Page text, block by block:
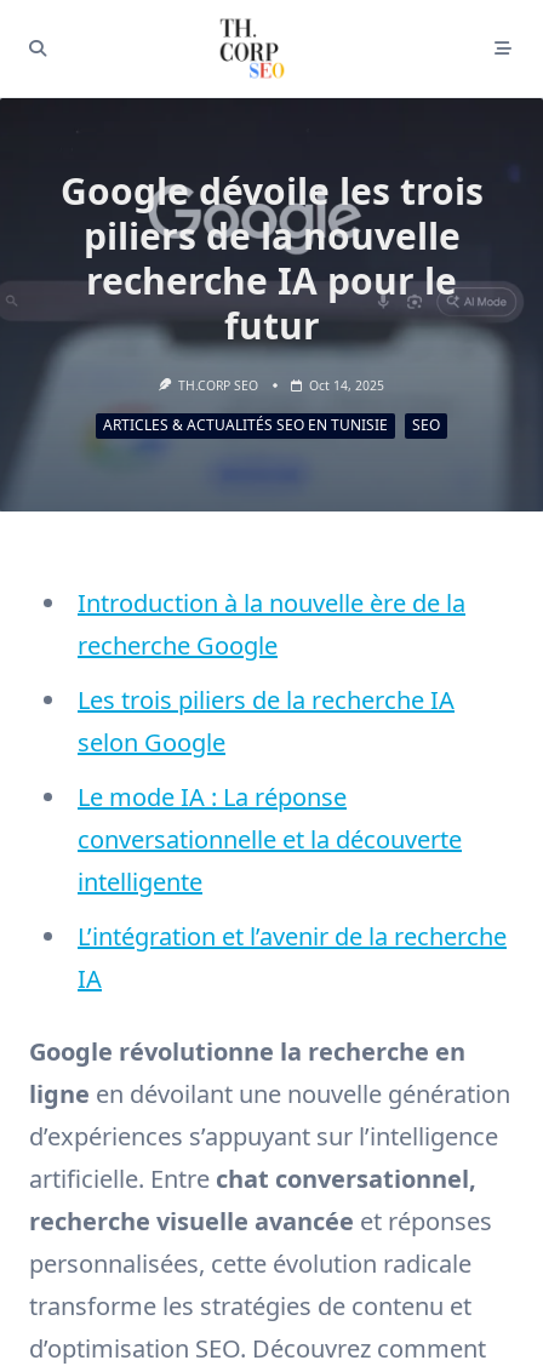
Google dévoile les trois
piliers de la nouvelle
recherche IA pour le
futur
TH.CORP SEO Oct 14, 2025
ARTICLES & ACTUALITÉS SEO EN TUNISIE SEO
Introduction à la nouvelle ère de la
recherche Google
Les trois piliers de la recherche IA
selon Google
Le mode IA : La réponse
conversationnelle et la découverte
intelligente
L’intégration et l’avenir de la recherche
IA
Google révolutionne la recherche en
ligne en dévoilant une nouvelle génération
d’expériences s’appuyant sur l’intelligence
artificielle. Entre chat conversationnel,
recherche visuelle avancée et réponses
personnalisées, cette évolution radicale
transforme les stratégies de contenu et
d’optimisation SEO. Découvrez comment